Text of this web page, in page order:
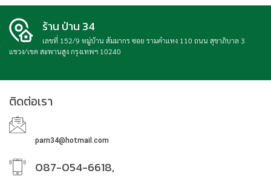
ร้าน ป่าน 34
เลขที่ 152/9 หมู่บ้าน สัมมากร ซอย รามคำแหง 110 ถนน สุขาภิบาล 3
แขวง/เขต สะพานสูง กรุงเทพฯ 10240
ติดต่อเรา
parn34@hotmail.com
087-054-6618,